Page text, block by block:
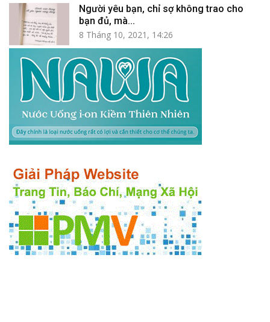
Người yêu bạn, chỉ sợ không trao cho
bạn đủ, mà...
8 Tháng 10, 2021, 14:26